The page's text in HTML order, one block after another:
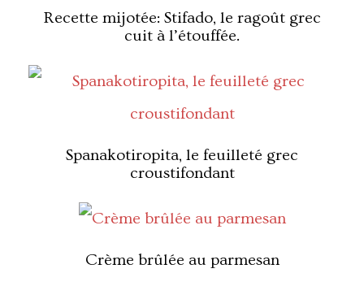
Recette mijotée: Stifado, le ragoût grec
cuit à l’étouffée.
Spanakotiropita, le feuilleté grec
croustifondant
Crème brûlée au parmesan